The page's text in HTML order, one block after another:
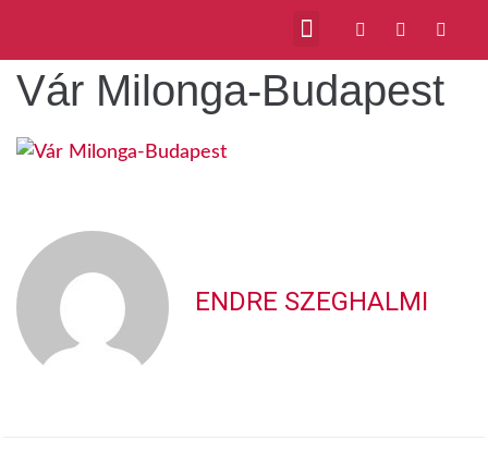
Vár Milonga-Budapest
ENDRE SZEGHALMI